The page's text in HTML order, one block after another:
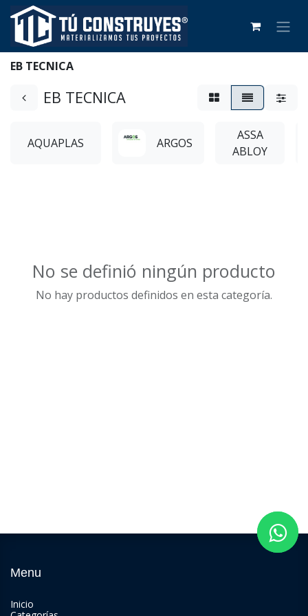
EB TECNICA
EB TECNICA
AQUAPLAS ARGOS
ASSA
ABLOY
No se definió ningún producto
No hay productos definidos en esta categoría.
Menu
Inicio